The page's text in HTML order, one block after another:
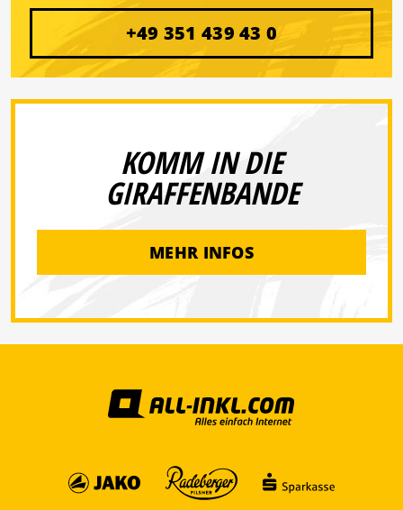
+49 351 439 43 0
KOMM IN DIE
GIRAFFENBANDE
MEHR INFOS